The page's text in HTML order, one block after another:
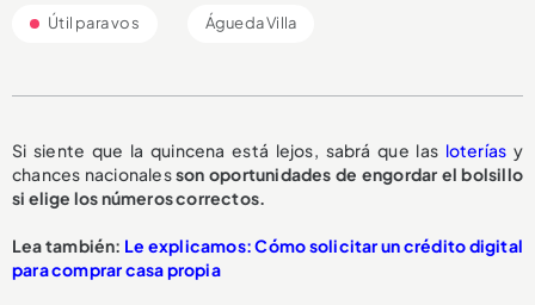
Útil para vos Águeda Villa
Si siente que la quincena está lejos, sabrá que las loterías y
chances nacionalesson oportunidades de engordar el bolsillo
si elige los números correctos.
Lea también: Le explicamos: Cómo solicitar un crédito digital
para comprar casa propia